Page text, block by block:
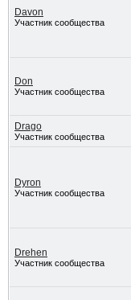
Davon
Участник сообщества
Don
Участник сообщества
Drago
Участник сообщества
Dyron
Участник сообщества
Drehen
Участник сообщества